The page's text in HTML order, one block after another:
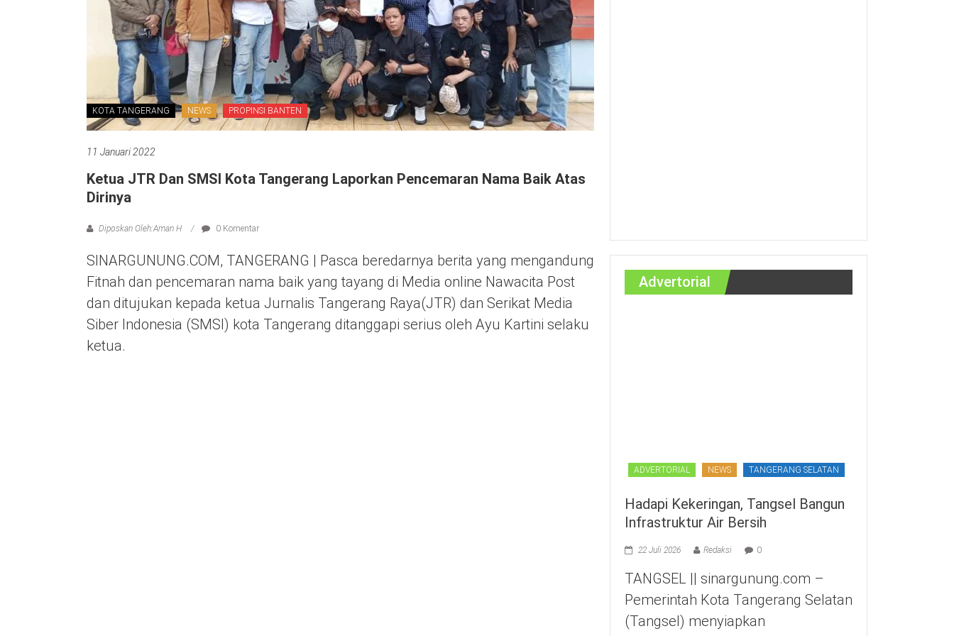
KOTA TANGERANG NEWS PROPINSI BANTEN
11 Januari 2022
Ketua JTR Dan SMSI Kota Tangerang Laporkan Pencemaran Nama Baik Atas
Dirinya
Diposkan Oleh:Aman H 0 Komentar
SINARGUNUNG.COM, TANGERANG | Pasca beredarnya berita yang mengandung
Fitnah dan pencemaran nama baik yang tayang di Media online Nawacita Post
dan ditujukan kepada ketua Jurnalis Tangerang Raya(JTR) dan Serikat Media
Siber Indonesia (SMSI) kota Tangerang ditanggapi serius oleh Ayu Kartini selaku
ketua.
Advertorial
ADVERTORIAL NEWS TANGERANG SELATAN
Hadapi Kekeringan, Tangsel Bangun
Infrastruktur Air Bersih
22 Juli 2026 Redaksi 0
TANGSEL || sinargunung.com –
Pemerintah Kota Tangerang Selatan
(Tangsel) menyiapkan